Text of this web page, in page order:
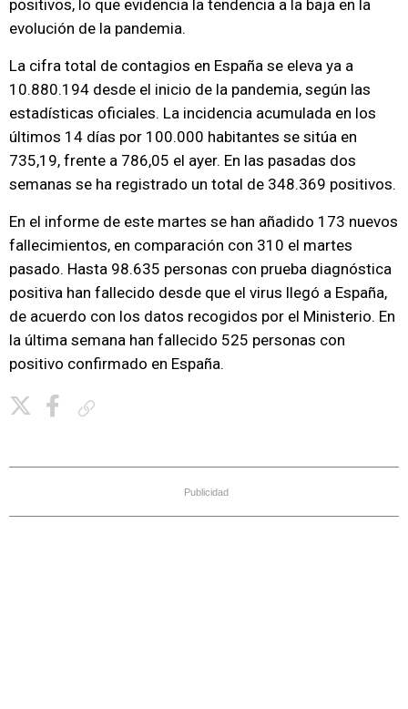
positivos, lo que evidencia la tendencia a la baja en la
evolución de la pandemia.
La cifra total de contagios en España se eleva ya a
10.880.194 desde el inicio de la pandemia, según las
estadísticas oficiales. La incidencia acumulada en los
últimos 14 días por 100.000 habitantes se sitúa en
735,19, frente a 786,05 el ayer. En las pasadas dos
semanas se ha registrado un total de 348.369 positivos.
En el informe de este martes se han añadido 173 nuevos
fallecimientos, en comparación con 310 el martes
pasado. Hasta 98.635 personas con prueba diagnóstica
positiva han fallecido desde que el virus llegó a España,
de acuerdo con los datos recogidos por el Ministerio. En
la última semana han fallecido 525 personas con
positivo confirmado en España.
Publicidad